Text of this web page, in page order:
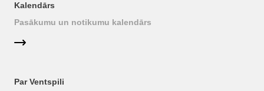
Kalendārs
Pasākumu un notikumu kalendārs
Par Ventspili